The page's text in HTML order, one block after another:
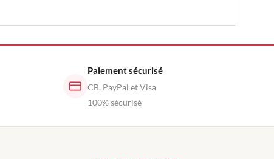
Paiement sécurisé
CB, PayPal et Visa
100% sécurisé